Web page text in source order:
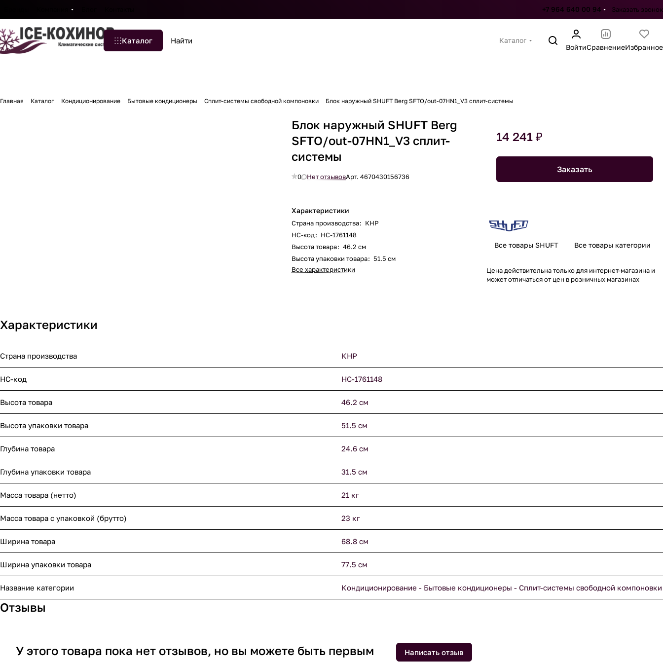
+7 964 640 00 94 Заказать звонок
Каталог
Каталог
ВойтиСравнениеИзбранное
Главная Каталог Кондиционирование Бытовые кондиционеры Сплит-системы свободной компоновки Блок наружный SHUFT Berg SFTO/out-07HN1_V3 сплит-системы
Блок наружный SHUFT Berg
SFTO/out-07HN1_V3 сплит-
системы
0 Нет отзывовАрт.4670430156736
Характеристики
Страна производства: КНР
НС-код: НС-1761148
Высота товара: 46.2 см
Высота упаковки товара: 51.5 см
Все характеристики
14 241 ₽
Заказать
Все товары SHUFT Все товары категории
Цена действительна только для интернет-магазина и
может отличаться от цен в розничных магазинах
Характеристики
Страна производства КНР
НС-код НС-1761148
Высота товара 46.2 см
Высота упаковки товара 51.5 см
Глубина товара 24.6 см
Глубина упаковки товара 31.5 см
Масса товара (нетто) 21 кг
Масса товара с упаковкой (брутто) 23 кг
Ширина товара 68.8 см
Ширина упаковки товара 77.5 см
Название категории Кондиционирование - Бытовые кондиционеры - Сплит-системы свободной компоновки
Отзывы
У этого товара пока нет отзывов, но вы можете быть первым Написать отзыв